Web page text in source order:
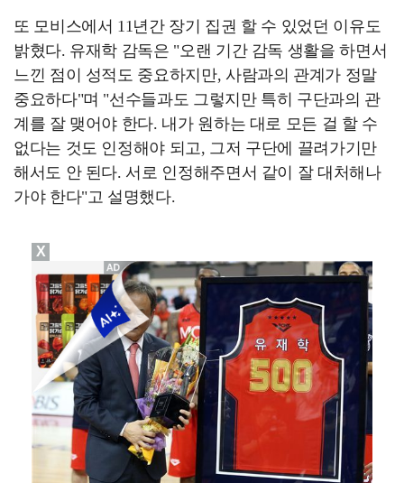
또 모비스에서 11년간 장기 집권 할 수 있었던 이유도
밝혔다. 유재학 감독은 "오랜 기간 감독 생활을 하면서
느낀 점이 성적도 중요하지만, 사람과의 관계가 정말
중요하다"며 "선수들과도 그렇지만 특히 구단과의 관
계를 잘 맺어야 한다. 내가 원하는 대로 모든 걸 할 수
없다는 것도 인정해야 되고, 그저 구단에 끌려가기만
해서도 안 된다. 서로 인정해주면서 같이 잘 대처해나
가야 한다"고 설명했다.
X